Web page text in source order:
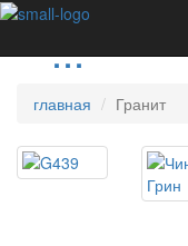
главная Гранит